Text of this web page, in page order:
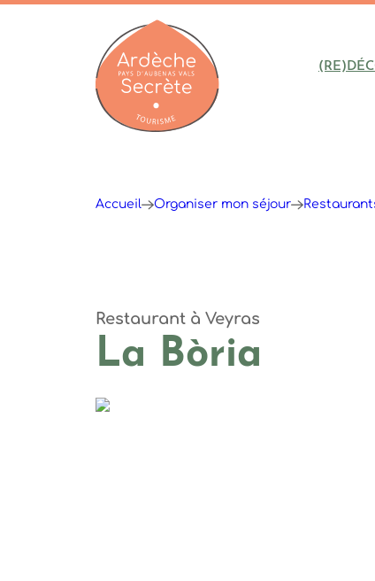
Accueil Organiser mon séjour
Restaurant à Veyras
La Bòria